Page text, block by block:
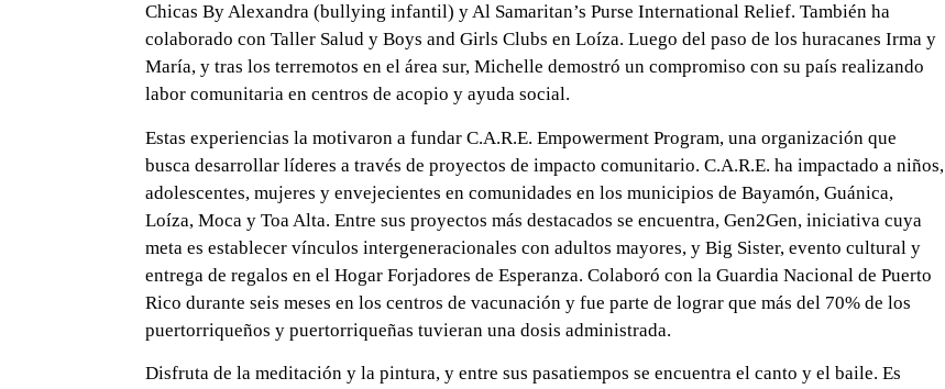
Chicas By Alexandra (bullying infantil) y Al Samaritan’s Purse International Relief. También ha
colaborado con Taller Salud y Boys and Girls Clubs en Loíza. Luego del paso de los huracanes Irma y
María, y tras los terremotos en el área sur, Michelle demostró un compromiso con su país realizando
labor comunitaria en centros de acopio y ayuda social.
Estas experiencias la motivaron a fundar C.A.R.E. Empowerment Program, una organización que
busca desarrollar líderes a través de proyectos de impacto comunitario. C.A.R.E. ha impactado a niños,
adolescentes, mujeres y envejecientes en comunidades en los municipios de Bayamón, Guánica,
Loíza, Moca y Toa Alta. Entre sus proyectos más destacados se encuentra, Gen2Gen, iniciativa cuya
meta es establecer vínculos intergeneracionales con adultos mayores, y Big Sister, evento cultural y
entrega de regalos en el Hogar Forjadores de Esperanza. Colaboró con la Guardia Nacional de Puerto
Rico durante seis meses en los centros de vacunación y fue parte de lograr que más del 70% de los
puertorriqueños y puertorriqueñas tuvieran una dosis administrada.
Disfruta de la meditación y la pintura, y entre sus pasatiempos se encuentra el canto y el baile. Es